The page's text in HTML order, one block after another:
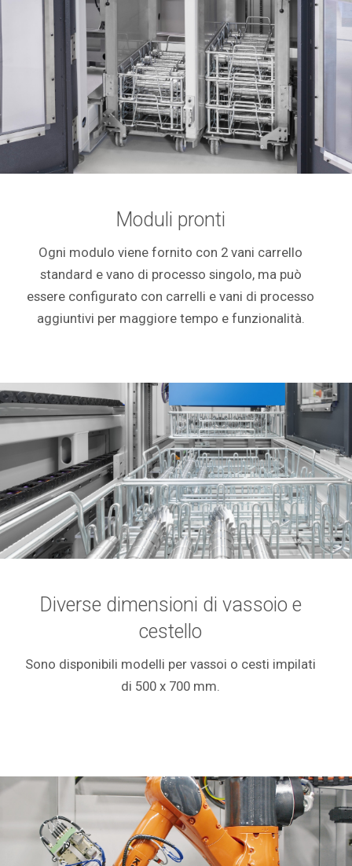
Moduli pronti
Ogni modulo viene fornito con 2 vani carrello
standard e vano di processo singolo, ma può
essere configurato con carrelli e vani di processo
aggiuntivi per maggiore tempo e funzionalità.
Diverse dimensioni di vassoio e
cestello
Sono disponibili modelli per vassoi o cesti impilati
di 500 x 700 mm.